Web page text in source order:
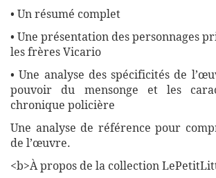
• Un résumé complet
• Une présentation des personnages
les frères Vicario
• Une analyse des spécificités de
pouvoir du mensonge et les
chronique policière
Une analyse de référence pour
de l’œuvre.
<b>À propos de la collection